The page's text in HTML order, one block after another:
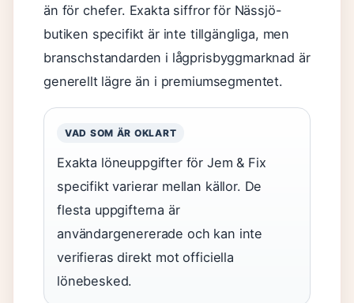
än för chefer. Exakta siffror för Nässjö-
butiken specifikt är inte tillgängliga, men
branschstandarden i lågprisbyggmarknad är
generellt lägre än i premiumsegmentet.
VAD SOM ÄR OKLART
Exakta löneuppgifter för Jem & Fix
specifikt varierar mellan källor. De
flesta uppgifterna är
användargenererade och kan inte
verifieras direkt mot officiella
lönebesked.